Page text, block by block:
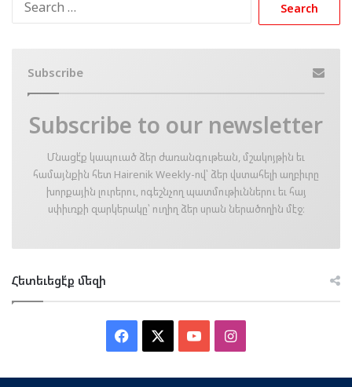
Subscribe
Subscribe to our newsletter
Մնացէ՛ք կապուած ձեր ժառանգութեան, մշակոյթին եւ
համայնքին հետ Hairenik Weekly-ով՝ ձեր վստահելի աղբիւրը
խորքային լուրերու, ոգեշնչող պատմութիւններու եւ հայ
սփիւռքի զարկերակը՝ ուղիղ ձեր սրան ներածողին մէջ։
Հետեւեցէ՛ք մեզի
Facebook YouTubeInstagram